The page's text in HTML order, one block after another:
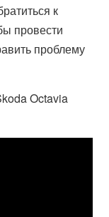
к
провести
проблему
Octavia